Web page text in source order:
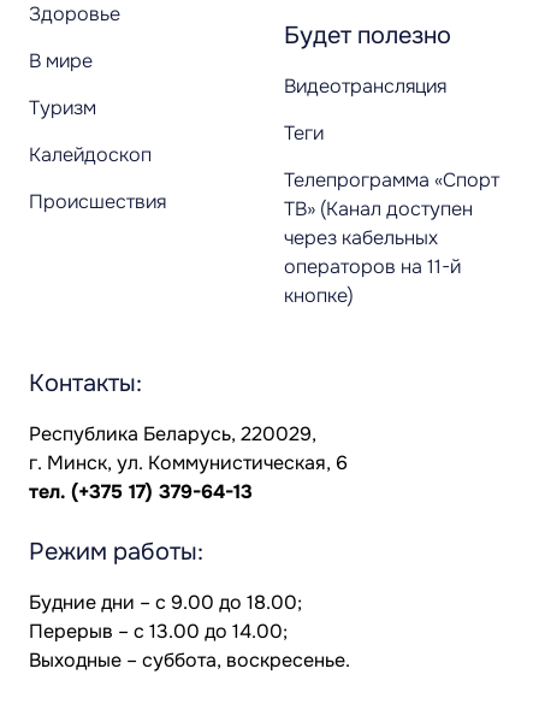
Здоровье
В мире
Туризм
Калейдоскоп
Происшествия
Будет полезно
Видеотрансляция
Теги
Телепрограмма «Спорт
ТВ» (Канал доступен
через кабельных
операторов на 11-й
кнопке)
Контакты:
Республика Беларусь, 220029,
г. Минск, ул. Коммунистическая, 6
тел. (+375 17) 379-64-13
Режим работы:
Будние дни – с 9.00 до 18.00;
Перерыв – с 13.00 до 14.00;
Выходные – суббота, воскресенье.